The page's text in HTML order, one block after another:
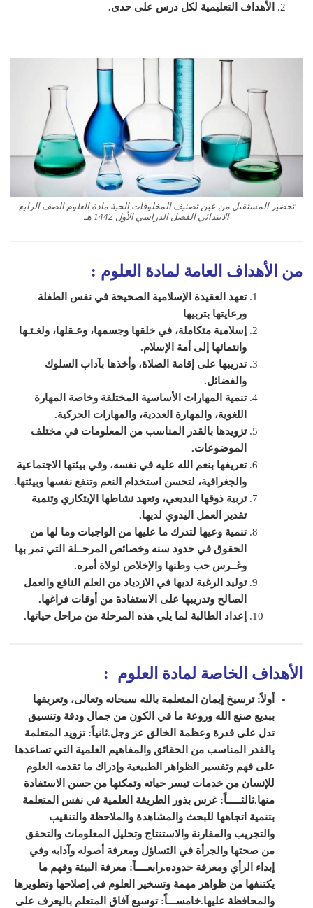
الأهداف التعليمية لكل درس على حدى.
تحضير المستقبل من عين تصنيف المخلوقات الحية مادة العلوم الصف الرابع
الابتدائي الفصل الدراسي الأول 1442 هـ
من الأهداف العامة لمادة العلوم :
تعهد العقيدة الإسلامية الصحيحة في نفس الطفلة
ورعايتها بتربيها
إسلامية متكاملة، في خلقها وجسمها، وعـقلها، ولغـتـها
وانتمائها إلى أمة الإسلام.
تدريبها على إقامة الصلاة، وأخذها بآداب السلوك
والفضائل.
تنمية المهارات الأساسية المختلفة وخاصة المهارة
اللغوية، والمهارة العددية، والمهارات الحركية.
تزويدها بالقدر المناسب من المعلومات في مختلف
الموضوعات.
تعريفها بنعم الله عليه في نفسه، وفي بيئتها الاجتماعية
والجغرافية، لتحسن استخدام النعم وتنفع نفسها وبيئتها.
تربية ذوقها البديعي، وتعهد نشاطها الإبتكاري وتنمية
تقدير العمل اليدوي لديها.
تنمية وعيها لتدرك ما عليها من الواجبات وما لها من
الحقوق في حدود سنه وخصائص المرحــلة التي تمر بها
وغــرس حب وطنها والإخلاص لولاة أمره.
توليد الرغبة لديها في الازدياد من العلم النافع والعمل
الصالح وتدريبها على الاستفادة من أوقات فراغها.
إعداد الطالبة لما يلي هذه المرحلة من مراحل حياتها.
الأهداف الخاصة لمادة العلوم :
أولاً: ترسيخ إيمان المتعلمة بالله سبحانه وتعالى، وتعريفها
ببديع صنع الله وروعة ما في الكون من جمال ودقة وتنسيق
تدل على قدرة وعظمة الخالق عز وجل.ثانياً: تزويد المتعلمة
بالقدر المناسب من الحقائق والمفاهيم العلمية التي تساعدها
على فهم وتفسير الظواهر الطبيعية وإدراك ما تقدمه العلوم
للإنسان من خدمات تيسر حياته وتمكنها من حسن الاستفادة
منها.ثالثـــــاً: غرس بذور الطريقة العلمية في نفس المتعلمة
بتنمية اتجاهها للبحث والمشاهدة والملاحظة والتنقيب
والتجريب والمقارنة والاستنتاج وتحليل المعلومات والتحقق
من صحتها والجرأة في التساؤل ومعرفة أصوله وآدابه وفي
إبداء الرأي ومعرفة حدوده.رابعــــاً: معرفة البيئة وفهم ما
يكتنفها من ظواهر مهمة وتسخير العلوم في إصلاحها وتطويرها
والمحافظة عليها.خامســـاً: توسيع آفاق المتعلم باليعرف على